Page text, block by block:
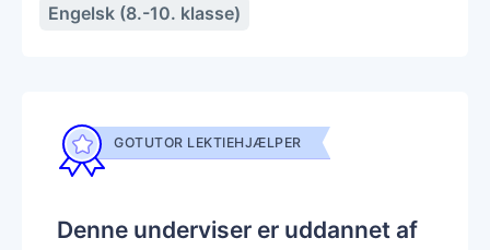
Engelsk (8.-10. klasse)
GOTUTOR LEKTIEHJÆLPER
Denne underviser er uddannet af